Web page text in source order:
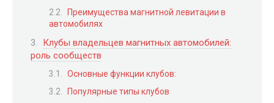
Преимущества магнитной левитации в
автомобилях
Клубы владельцев магнитных автомобилей:
роль сообществ
Основные функции клубов:
Популярные типы клубов